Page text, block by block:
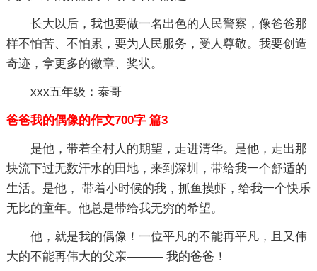
长大以后，我也要做一名出色的人民警察，像爸爸那
样不怕苦、不怕累，要为人民服务，受人尊敬。我要创造
奇迹，拿更多的徽章、奖状。
xxx五年级：泰哥
爸爸我的偶像的作文700字 篇3
是他，带着全村人的期望，走进清华。是他，走出那
块流下过无数汗水的田地，来到深圳，带给我一个舒适的
生活。是他， 带着小时候的我，抓鱼摸虾，给我一个快乐
无比的童年。他总是带给我无穷的希望。
他，就是我的偶像！一位平凡的不能再平凡，且又伟
大的不能再伟大的父亲——— 我的爸爸！